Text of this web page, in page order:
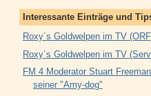
Interessante Einträge und
Roxy´s Goldwelpen im TV
Roxy´s Goldwelpen im TV
FM 4 Moderator Stuart
seiner "Amy-dog"